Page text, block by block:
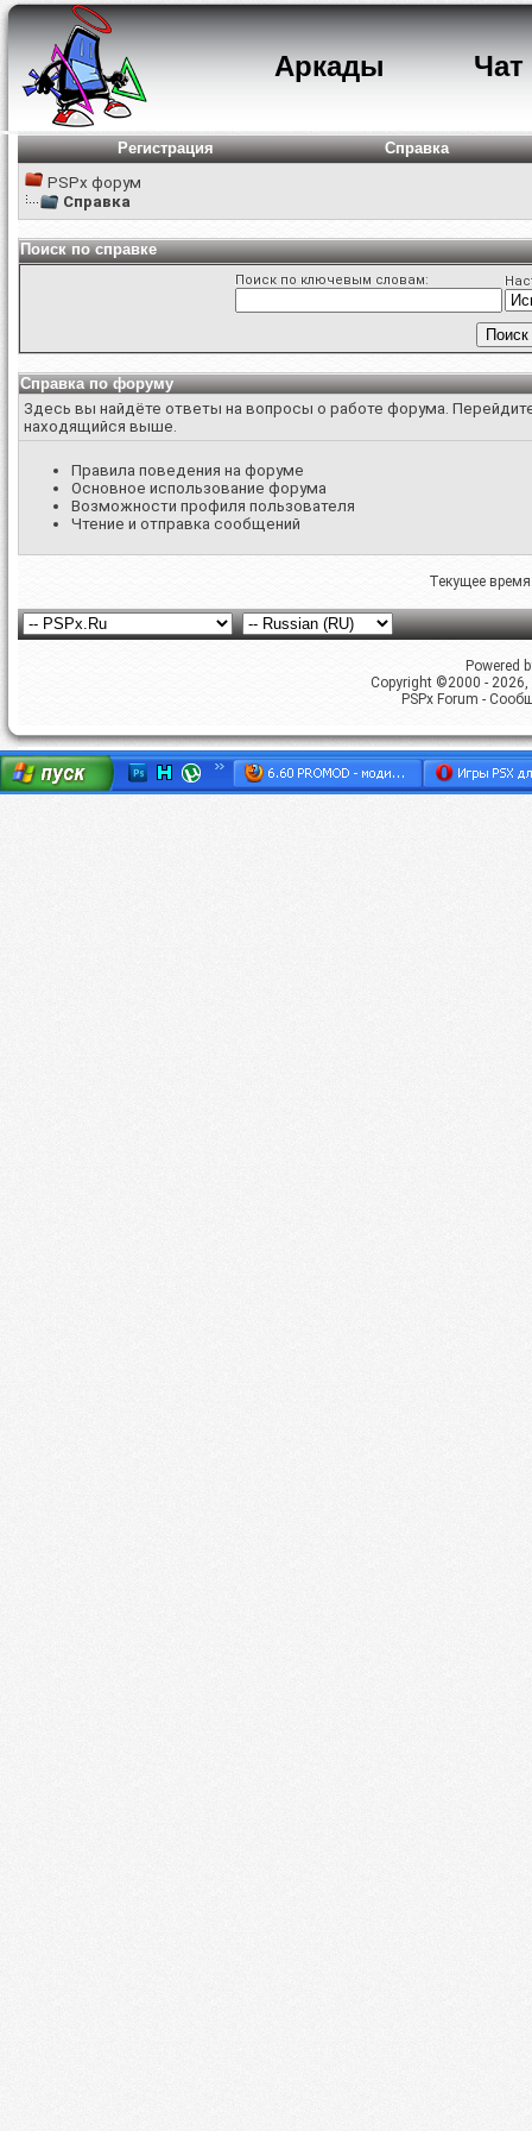
Аркады Чат
Регистрация
Справка
PSPx форум
Справка
Поиск по справке
Поиск по ключевым словам:
Справка по форуму
Здесь вы найдёте ответы на вопросы о работе форума.
находящийся выше.
Правила поведения на форуме
Основное использование форума
Возможности профиля пользователя
Чтение и отправка сообщений
Текущее
Powered
Copyright ©2000 -
PSPx Forum -